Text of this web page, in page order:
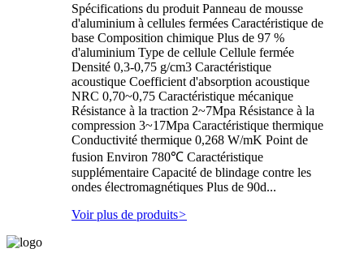
Spécifications du produit Panneau de mousse
d'aluminium à cellules fermées Caractéristique de
base Composition chimique Plus de 97 %
d'aluminium Type de cellule Cellule fermée
Densité 0,3-0,75 g/cm3 Caractéristique
acoustique Coefficient d'absorption acoustique
NRC 0,70~0,75 Caractéristique mécanique
Résistance à la traction 2~7Mpa Résistance à la
compression 3~17Mpa Caractéristique thermique
Conductivité thermique 0,268 W/mK Point de
fusion Environ 780℃ Caractéristique
supplémentaire Capacité de blindage contre les
ondes électromagnétiques Plus de 90d...
Voir plus de produits>